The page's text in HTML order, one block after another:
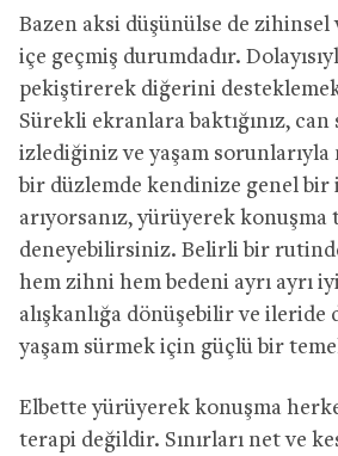
Bazen aksi düşünülse de zihinsel
içe geçmiş durumdadır.
pekiştirerek diğerini
Sürekli ekranlara baktığınız, can
izlediğiniz ve yaşam
bir düzlemde kendinize genel bir
arıyorsanız, yürüyerek
deneyebilirsiniz. Belirli bir
hem zihni hem bedeni ayrı ayrı
alışkanlığa dönüşebilir ve ileride
yaşam sürmek için güçlü bir
Elbette yürüyerek konuşma
terapi değildir. Sınırları net ve